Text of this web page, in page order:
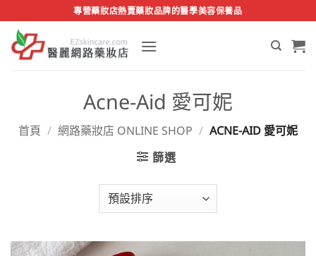
to
content
專營藥妝店熱賣藥妝品牌的醫學美容保養品
Acne-Aid 愛可妮
首頁 / 網路藥妝店 ONLINE SHOP / ACNE-AID 愛可妮
篩選